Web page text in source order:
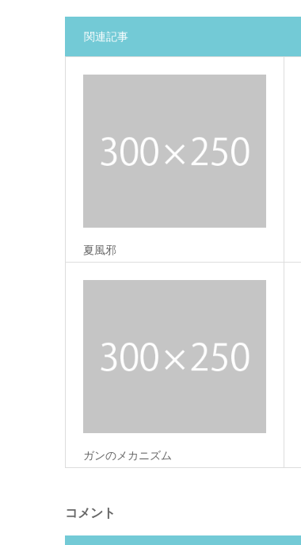
関連記事
夏風邪
ガンのメカニズム
コメント